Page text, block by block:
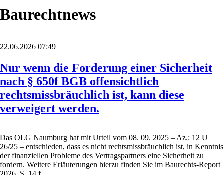
Baurechtnews
22.06.2026 07:49
Nur wenn die Forderung einer Sicherheit
nach § 650f BGB offensichtlich
rechtsmissbräuchlich ist, kann diese
verweigert werden.
Das OLG Naumburg hat mit Urteil vom 08. 09. 2025 – Az.: 12 U
26/25 – entschieden, dass es nicht rechtsmissbräuchlich ist, in Kenntnis
der finanziellen Probleme des Vertragspartners eine Sicherheit zu
fordern. Weitere Erläuterungen hierzu finden Sie im Baurechts-Report
2026, S. 14 f.